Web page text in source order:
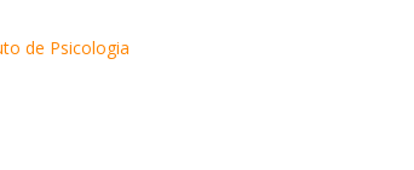
de Psicologia